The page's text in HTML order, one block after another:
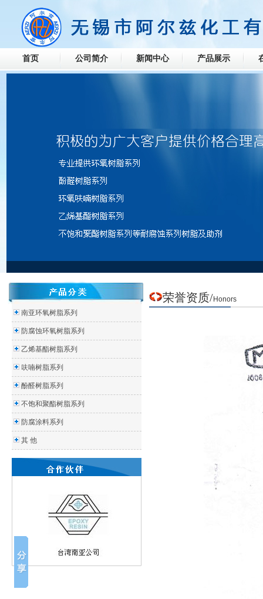
首页 公司简介 新闻中心 产品展示
南亚环氧树脂系列
防腐蚀环氧树脂系列
乙烯基酯树脂系列
呋喃树脂系列
酚醛树脂系列
不饱和聚酯树脂系列
防腐涂料系列
其 他
荣誉资质/Honors